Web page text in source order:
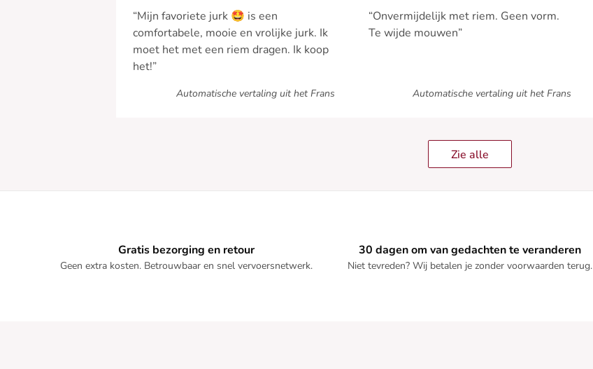
“Mijn favoriete jurk 🤩 is een
comfortabele, mooie en vrolijke jurk. Ik
moet het met een riem dragen. Ik koop
het!”
Automatische vertaling uit het Frans
“Onvermijdelijk met riem. Geen vorm.
Te wijde mouwen”
Automatische vertaling uit het Frans
Zie alle
Gratis bezorging en retour
Geen extra kosten. Betrouwbaar en snel vervoersnetwerk.
30 dagen om van gedachten te veranderen
Niet tevreden? Wij betalen je zonder voorwaarden terug.